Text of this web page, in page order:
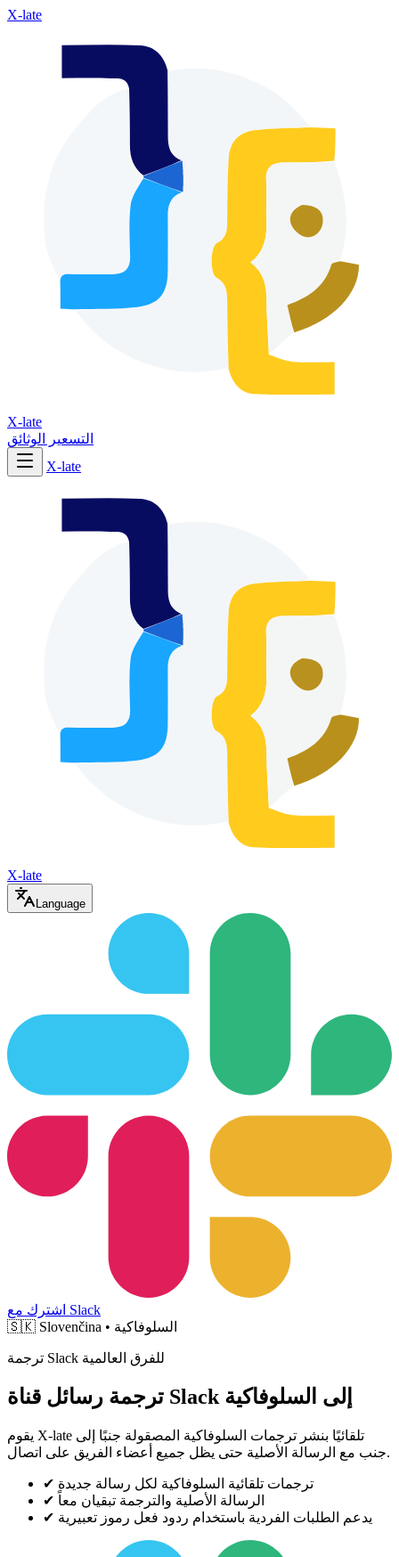
X-late
X-late
التسعير
الوثائق
X-late
X-late
Language
اشترك مع Slack
🇸🇰
Slovenčina • السلوفاكية
ترجمة Slack للفرق العالمية
ترجمة رسائل قناة Slack إلى السلوفاكية
يقوم X-late تلقائيًا بنشر ترجمات السلوفاكية المصقولة جنبًا إلى
جنب مع الرسالة الأصلية حتى يظل جميع أعضاء الفريق على اتصال.
✔ ترجمات تلقائية السلوفاكية لكل رسالة جديدة
✔ الرسالة الأصلية والترجمة تبقيان معاً
✔ يدعم الطلبات الفردية باستخدام ردود فعل رموز تعبيرية